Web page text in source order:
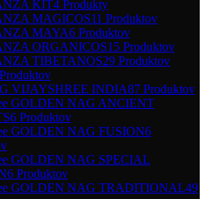
KIT4 Produkty
MAGICOS11 Produktov
MAYA6 Produktov
ORGANICOS15 Produktov
TIBETANOS29 Produktov
VIJAYSHREE INDIA87 Produktov
GOLDEN NAG ANCIENT
6 Produktov
GOLDEN NAG FUSION6
GOLDEN NAG SPECIAL
6 Produktov
GOLDEN NAG TRADITIONAL49